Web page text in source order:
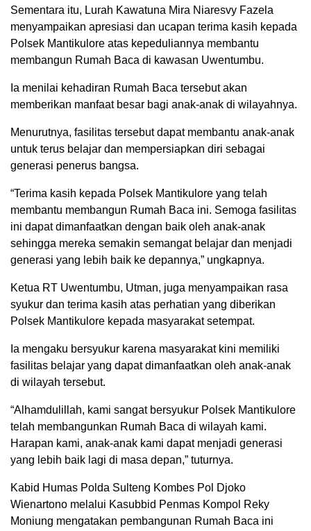
Sementara itu, Lurah Kawatuna Mira Niaresvy Fazela
menyampaikan apresiasi dan ucapan terima kasih kepada
Polsek Mantikulore atas kepeduliannya membantu
membangun Rumah Baca di kawasan Uwentumbu.
Ia menilai kehadiran Rumah Baca tersebut akan
memberikan manfaat besar bagi anak-anak di wilayahnya.
Menurutnya, fasilitas tersebut dapat membantu anak-anak
untuk terus belajar dan mempersiapkan diri sebagai
generasi penerus bangsa.
“Terima kasih kepada Polsek Mantikulore yang telah
membantu membangun Rumah Baca ini. Semoga fasilitas
ini dapat dimanfaatkan dengan baik oleh anak-anak
sehingga mereka semakin semangat belajar dan menjadi
generasi yang lebih baik ke depannya,” ungkapnya.
Ketua RT Uwentumbu, Utman, juga menyampaikan rasa
syukur dan terima kasih atas perhatian yang diberikan
Polsek Mantikulore kepada masyarakat setempat.
Ia mengaku bersyukur karena masyarakat kini memiliki
fasilitas belajar yang dapat dimanfaatkan oleh anak-anak
di wilayah tersebut.
“Alhamdulillah, kami sangat bersyukur Polsek Mantikulore
telah membangunkan Rumah Baca di wilayah kami.
Harapan kami, anak-anak kami dapat menjadi generasi
yang lebih baik lagi di masa depan,” tuturnya.
Kabid Humas Polda Sulteng Kombes Pol Djoko
Wienartono melalui Kasubbid Penmas Kompol Reky
Moniung mengatakan pembangunan Rumah Baca ini